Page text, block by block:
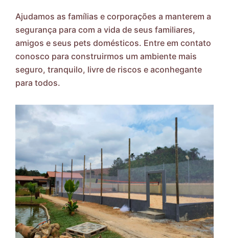
Ajudamos as famílias e corporações a manterem a
segurança para com a vida de seus familiares,
amigos e seus pets domésticos. Entre em contato
conosco para construirmos um ambiente mais
seguro, tranquilo, livre de riscos e aconhegante
para todos.